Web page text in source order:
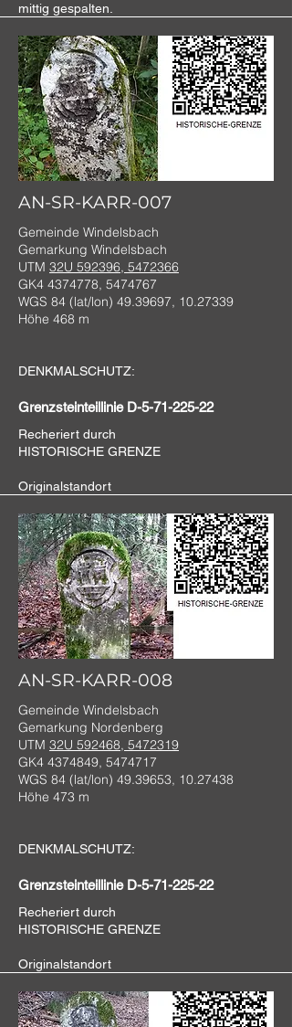
mittig gespalten.
AN-SR-KARR-007
Gemeinde Windelsbach
Gemarkung Windelsbach
UTM 32U 592396, 5472366
GK4 4374778, 5474767
WGS 84 (lat/lon) 49.39697, 10.27339
Höhe 468 m
DENKMALSCHUTZ:
Grenzsteinteillinie D-5-71-225-22
Recheriert durch
HISTORISCHE GRENZE
Originalstandort
AN-SR-KARR-008
Gemeinde Windelsbach
Gemarkung Nordenberg
UTM 32U 592468, 5472319
GK4 4374849, 5474717
WGS 84 (lat/lon) 49.39653, 10.27438
Höhe 473 m
DENKMALSCHUTZ:
Grenzsteinteillinie D-5-71-225-22
Recheriert durch
HISTORISCHE GRENZE
Originalstandort